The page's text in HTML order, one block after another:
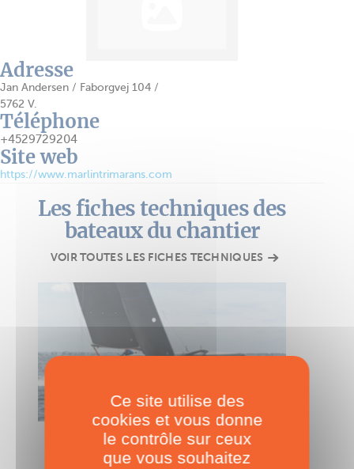
Adresse
Jan Andersen / Faborgvej 104 /
5762 V.
Téléphone
+4529729204
Site web
https://www.marlintrimarans.com
Les fiches techniques des
bateaux du chantier
VOIR TOUTES LES FICHES TECHNIQUES
TRIMARAN
Marlin 33
Ce site utilise des
cookies et vous donne
le contrôle sur ceux
que vous souhaitez